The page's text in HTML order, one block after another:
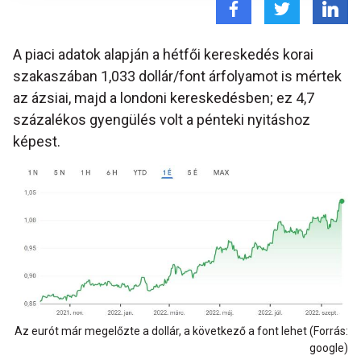
A piaci adatok alapján a hétfői kereskedés korai
szakaszában 1,033 dollár/font árfolyamot is mértek
az ázsiai, majd a londoni kereskedésben; ez 4,7
százalékos gyengülés volt a pénteki nyitáshoz
képest.
Az eurót már megelőzte a dollár, a következő a font lehet (Forrás:
google)